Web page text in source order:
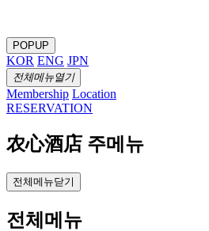
POPUP
KOR ENG JPN
전체메뉴열기
Membership Location
RESERVATION
农心酒店 주메뉴
전체메뉴닫기
전체메뉴